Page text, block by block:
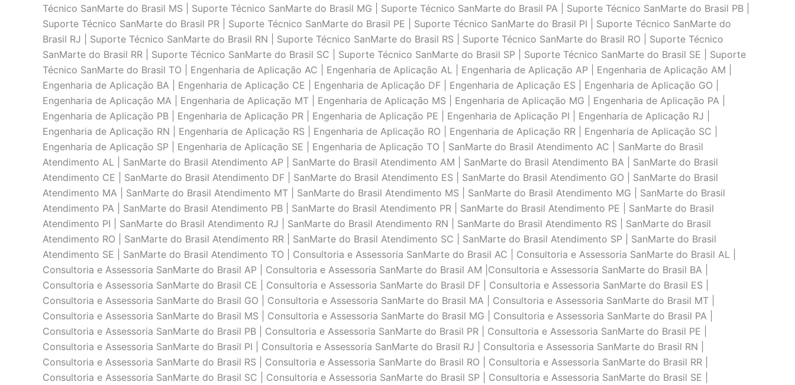
Técnico SanMarte do Brasil MS | Suporte Técnico SanMarte do Brasil MG | Suporte Técnico SanMarte do Brasil PA | Suporte Técnico SanMarte do Brasil PB |
Suporte Técnico SanMarte do Brasil PR | Suporte Técnico SanMarte do Brasil PE | Suporte Técnico SanMarte do Brasil PI | Suporte Técnico SanMarte do
Brasil RJ | Suporte Técnico SanMarte do Brasil RN | Suporte Técnico SanMarte do Brasil RS | Suporte Técnico SanMarte do Brasil RO | Suporte Técnico
SanMarte do Brasil RR | Suporte Técnico SanMarte do Brasil SC | Suporte Técnico SanMarte do Brasil SP | Suporte Técnico SanMarte do Brasil SE | Suporte
Técnico SanMarte do Brasil TO | Engenharia de Aplicaçāo AC | Engenharia de Aplicaçāo AL | Engenharia de Aplicaçāo AP | Engenharia de Aplicaçāo AM |
Engenharia de Aplicaçāo BA | Engenharia de Aplicaçāo CE | Engenharia de Aplicaçāo DF | Engenharia de Aplicaçāo ES | Engenharia de Aplicaçāo GO |
Engenharia de Aplicaçāo MA | Engenharia de Aplicaçāo MT | Engenharia de Aplicaçāo MS | Engenharia de Aplicaçāo MG | Engenharia de Aplicaçāo PA |
Engenharia de Aplicaçāo PB | Engenharia de Aplicaçāo PR | Engenharia de Aplicaçāo PE | Engenharia de Aplicaçāo PI | Engenharia de Aplicaçāo RJ |
Engenharia de Aplicaçāo RN | Engenharia de Aplicaçāo RS | Engenharia de Aplicaçāo RO | Engenharia de Aplicaçāo RR | Engenharia de Aplicaçāo SC |
Engenharia de Aplicaçāo SP | Engenharia de Aplicaçāo SE | Engenharia de Aplicaçāo TO | SanMarte do Brasil Atendimento AC | SanMarte do Brasil
Atendimento AL | SanMarte do Brasil Atendimento AP | SanMarte do Brasil Atendimento AM | SanMarte do Brasil Atendimento BA | SanMarte do Brasil
Atendimento CE | SanMarte do Brasil Atendimento DF | SanMarte do Brasil Atendimento ES | SanMarte do Brasil Atendimento GO | SanMarte do Brasil
Atendimento MA | SanMarte do Brasil Atendimento MT | SanMarte do Brasil Atendimento MS | SanMarte do Brasil Atendimento MG | SanMarte do Brasil
Atendimento PA | SanMarte do Brasil Atendimento PB | SanMarte do Brasil Atendimento PR | SanMarte do Brasil Atendimento PE | SanMarte do Brasil
Atendimento PI | SanMarte do Brasil Atendimento RJ | SanMarte do Brasil Atendimento RN | SanMarte do Brasil Atendimento RS | SanMarte do Brasil
Atendimento RO | SanMarte do Brasil Atendimento RR | SanMarte do Brasil Atendimento SC | SanMarte do Brasil Atendimento SP | SanMarte do Brasil
Atendimento SE | SanMarte do Brasil Atendimento TO | Consultoria e Assessoria SanMarte do Brasil AC | Consultoria e Assessoria SanMarte do Brasil AL |
Consultoria e Assessoria SanMarte do Brasil AP | Consultoria e Assessoria SanMarte do Brasil AM |Consultoria e Assessoria SanMarte do Brasil BA |
Consultoria e Assessoria SanMarte do Brasil CE | Consultoria e Assessoria SanMarte do Brasil DF | Consultoria e Assessoria SanMarte do Brasil ES |
Consultoria e Assessoria SanMarte do Brasil GO | Consultoria e Assessoria SanMarte do Brasil MA | Consultoria e Assessoria SanMarte do Brasil MT |
Consultoria e Assessoria SanMarte do Brasil MS | Consultoria e Assessoria SanMarte do Brasil MG | Consultoria e Assessoria SanMarte do Brasil PA |
Consultoria e Assessoria SanMarte do Brasil PB | Consultoria e Assessoria SanMarte do Brasil PR | Consultoria e Assessoria SanMarte do Brasil PE |
Consultoria e Assessoria SanMarte do Brasil PI | Consultoria e Assessoria SanMarte do Brasil RJ | Consultoria e Assessoria SanMarte do Brasil RN |
Consultoria e Assessoria SanMarte do Brasil RS | Consultoria e Assessoria SanMarte do Brasil RO | Consultoria e Assessoria SanMarte do Brasil RR |
Consultoria e Assessoria SanMarte do Brasil SC | Consultoria e Assessoria SanMarte do Brasil SP | Consultoria e Assessoria SanMarte do Brasil SE |